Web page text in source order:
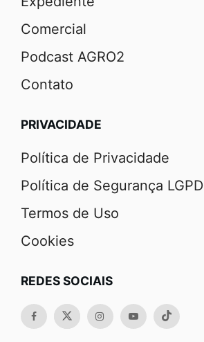
Comercial
Podcast AGRO2
Contato
PRIVACIDADE
Política de Privacidade
Política de Segurança LGPD
Termos de Uso
Cookies
REDES SOCIAIS